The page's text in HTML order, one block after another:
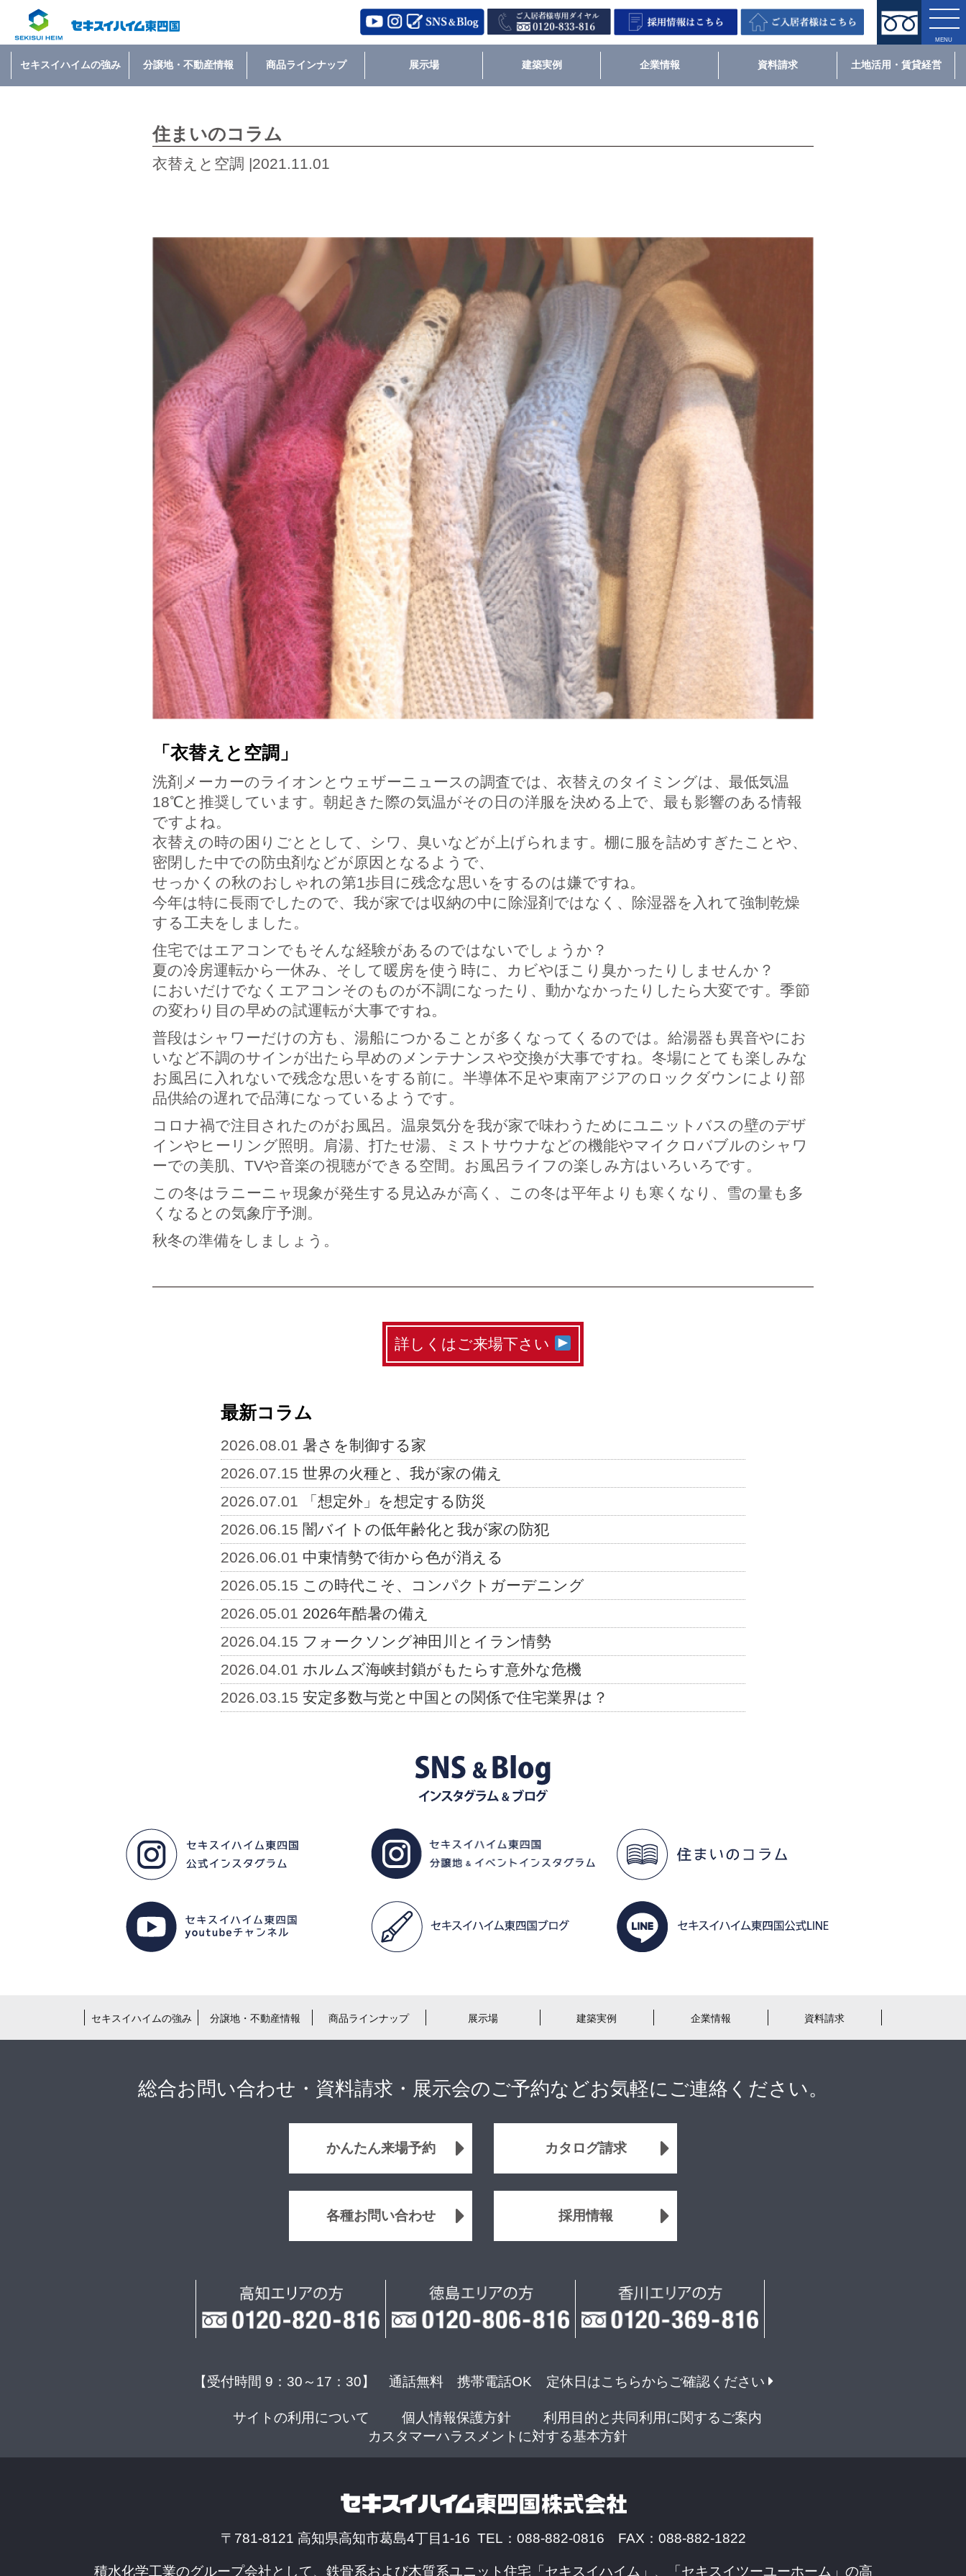
セキスイハイムの強み 分譲地・不動産情報 商品ラインナップ 展示場 建築実例 企業情報 資料請求 土地活用・賃貸経営
住まいのコラム
衣替えと空調 |2021.11.01
「衣替えと空調」
洗剤メーカーのライオンとウェザーニュースの調査では、衣替えのタイミングは、最低気温
18℃と推奨しています。朝起きた際の気温がその日の洋服を決める上で、最も影響のある情報
ですよね。
衣替えの時の困りごととして、シワ、臭いなどが上げられます。棚に服を詰めすぎたことや、
密閉した中での防虫剤などが原因となるようで、
せっかくの秋のおしゃれの第1歩目に残念な思いをするのは嫌ですね。
今年は特に長雨でしたので、我が家では収納の中に除湿剤ではなく、除湿器を入れて強制乾燥
する工夫をしました。
住宅ではエアコンでもそんな経験があるのではないでしょうか？
夏の冷房運転から一休み、そして暖房を使う時に、カビやほこり臭かったりしませんか？
においだけでなくエアコンそのものが不調になったり、動かなかったりしたら大変です。季節
の変わり目の早めの試運転が大事ですね。
普段はシャワーだけの方も、湯船につかることが多くなってくるのでは。給湯器も異音やにお
いなど不調のサインが出たら早めのメンテナンスや交換が大事ですね。冬場にとても楽しみな
お風呂に入れないで残念な思いをする前に。半導体不足や東南アジアのロックダウンにより部
品供給の遅れで品薄になっているようです。
コロナ禍で注目されたのがお風呂。温泉気分を我が家で味わうためにユニットバスの壁のデザ
インやヒーリング照明。肩湯、打たせ湯、ミストサウナなどの機能やマイクロバブルのシャワ
ーでの美肌、TVや音楽の視聴ができる空間。お風呂ライフの楽しみ方はいろいろです。
この冬はラニーニャ現象が発生する見込みが高く、この冬は平年よりも寒くなり、雪の量も多
くなるとの気象庁予測。
秋冬の準備をしましょう。
詳しくはご来場下さい
最新コラム
2026.08.01 暑さを制御する家
2026.07.15 世界の火種と、我が家の備え
2026.07.01
「想定外」を想定する防災
2026.06.15 闇バイトの低年齢化と我が家の防犯
2026.06.01 中東情勢で街から色が消える
2026.05.15 この時代こそ、コンパクトガーデニング
2026.05.01 2026年酷暑の備え
2026.04.15 フォークソング神田川とイラン情勢
2026.04.01 ホルムズ海峡封鎖がもたらす意外な危機
2026.03.15 安定多数与党と中国との関係で住宅業界は？
セキスイハイムの強み 分譲地・不動産情報 商品ラインナップ 展示場 建築実例 企業情報 資料請求
総合お問い合わせ・資料請求・展示会のご予約などお気軽にご連絡ください。
かんたん来場予約 カタログ請求
各種お問い合わせ 採用情報
【受付時間 9：30～17：30】 通話無料 携帯電話OK 定休日はこちらからご確認ください
サイトの利用について 個人情報保護方針
利用目的と共同利用に関するご案内
カスタマーハラスメントに対する基本方針
〒781-8121 高知県高知市葛島4丁目1-16 TEL：088-882-0816 FAX：088-882-1822
積水化学工業のグループ会社として、鉄骨系および木質系ユニット住宅「セキスイハイム」、「セキスイツーユーホーム」の高